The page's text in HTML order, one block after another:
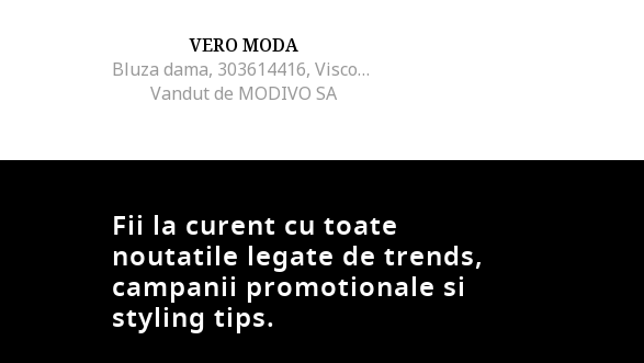
VERO MODA
Bluza dama, 303614416, Viscoza, Alb, Alb
Vandut de MODIVO SA
Fii la curent cu toate
noutatile legate de trends,
campanii promotionale si
styling tips.